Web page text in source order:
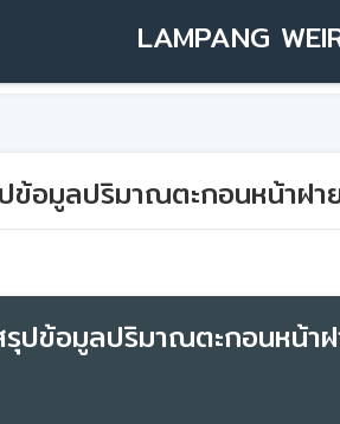
LAMPANG
ข้อมูลปริมาณตะกอนหน้าฝา
รุปข้อมูลปริมาณตะกอนหน้า